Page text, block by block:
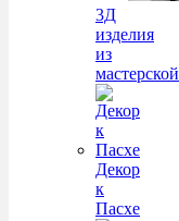
3Д
изделия
из
мастерской
Декор
к
Пасхе